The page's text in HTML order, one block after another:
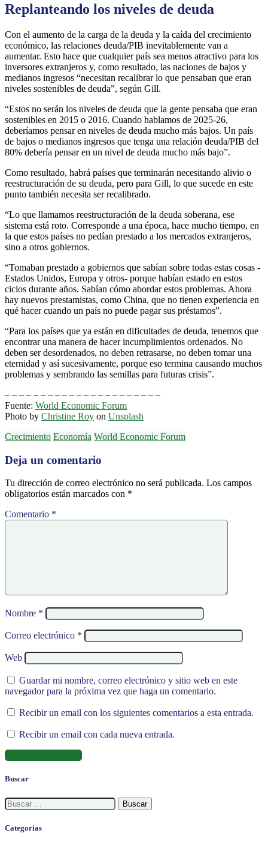
Replanteando los niveles de deuda
Con el aumento de la carga de la deuda y la caída del crecimiento
económico, las relaciones deuda/PIB inevitablemente van a
aumentar. Esto hace que cualquier país sea menos atractivo para los
inversores extranjeros y, como resultado, las naciones de bajos y
medianos ingresos “necesitan recalibrar lo que pensaban que eran
niveles sostenibles de deuda”, según Gill.
“Estos no serán los niveles de deuda que la gente pensaba que eran
sostenibles en 2015 o 2016. Cuando hablamos de 2025-26,
deberíamos pensar en niveles de deuda mucho más bajos. Un país
de bajos o medianos ingresos que tenga una relación deuda/PIB del
80% debería pensar en un nivel de deuda mucho más bajo”.
Como resultado, habrá países que terminarán necesitando alivio o
reestructuración de su deuda, pero para Gill, lo que sucede en este
punto también necesita ser recalibrado.
“Lo que llamamos reestructuración de la deuda soberana, ese
sistema está roto. Corresponde a una época, hace mucho tiempo, en
la que estos países no pedían prestado a los mercados extranjeros,
sino a otros gobiernos.
“Tomaban prestado a gobiernos que sabían sobre todas estas cosas -
Estados Unidos, Europa y otros- porque habían estado en estos
ciclos durante años. Sabían cómo abordar estos problemas. Ahora
hay nuevos prestamistas, como China, que no tienen experiencia en
qué hacer cuando un país no puede pagar sus préstamos”.
“Para los países que ya están en dificultades de deuda, tenemos que
encontrar una manera de hacer incumplimientos ordenados. No
deben ser desordenados, no deben retrasarse, no deben tomar una
eternidad y así sucesivamente, porque eso termina causando muchos
problemas y sembrando las semillas para futuras crisis”.
– – – – – – – – – – – – – – – – – – – – – –
Fuente: World Economic Forum
Photo by Christine Roy on Unsplash
Crecimiento Economía World Economic Forum
Deja un comentario
Tu dirección de correo electrónico no será publicada. Los campos
obligatorios están marcados con *
Comentario *
Nombre *
Correo electrónico *
Web
Guardar mi nombre, correo electrónico y sitio web en este
navegador para la próxima vez que haga un comentario.
Recibir un email con los siguientes comentarios a esta entrada.
Recibir un email con cada nueva entrada.
Buscar
Buscar:
Categorias